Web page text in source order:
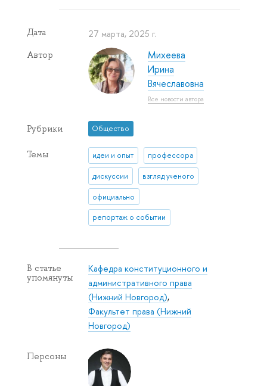
Дата 27 марта, 2025 г.
Автор
Михеева
Ирина
Вячеславовна
Все новости автора
Рубрики Общество
Темы идеи и опыт профессора
дискуссии взгляд ученого
официально
репортаж о событии
В статье
упомянуты
Кафедра конституционного и
административного права
(Нижний Новгород),
Факультет права (Нижний
Новгород)
Персоны